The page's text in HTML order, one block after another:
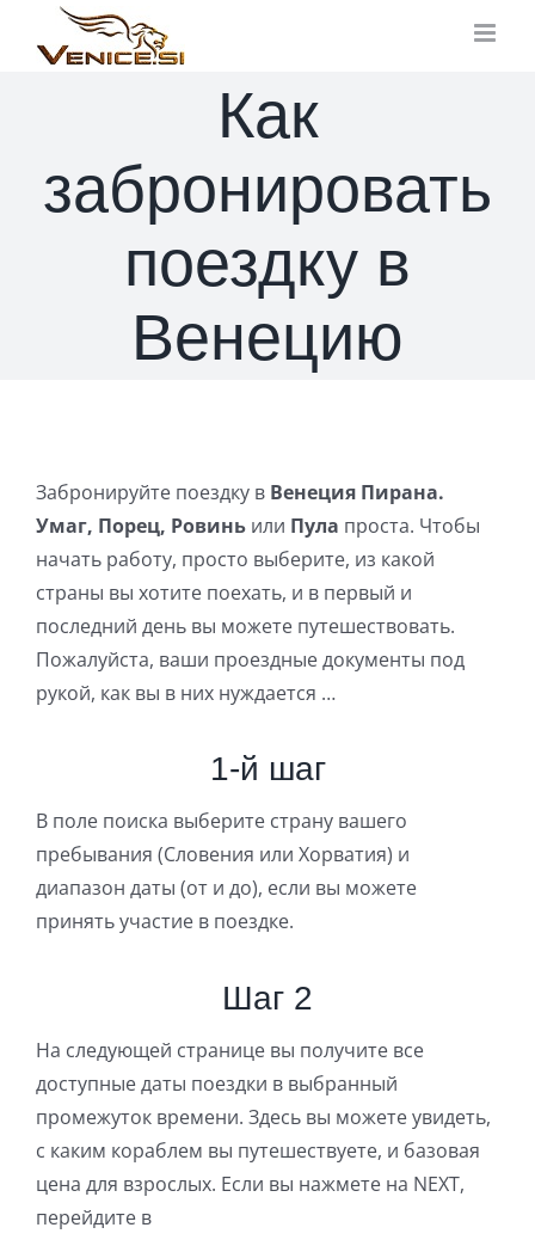
Как
забронировать
поездку в
Венецию
Забронируйте поездку в Венеция Пирана.
Умаг, Порец, Ровинь или Пула проста. Чтобы
начать работу, просто выберите, из какой
страны вы хотите поехать, и в первый и
последний день вы можете путешествовать.
Пожалуйста, ваши проездные документы под
рукой, как вы в них нуждается …
1-й шаг
В поле поиска выберите страну вашего
пребывания (Словения или Хорватия) и
диапазон даты (от и до), если вы можете
принять участие в поездке.
Шаг 2
На следующей странице вы получите все
доступные даты поездки в выбранный
промежуток времени. Здесь вы можете увидеть,
с каким кораблем вы путешествуете, и базовая
цена для взрослых. Если вы нажмете на NEXT,
перейдите в